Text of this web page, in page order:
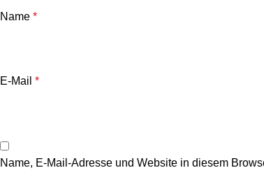
Name *
E-Mail *
Name, E-Mail-Adresse und Website in diesem